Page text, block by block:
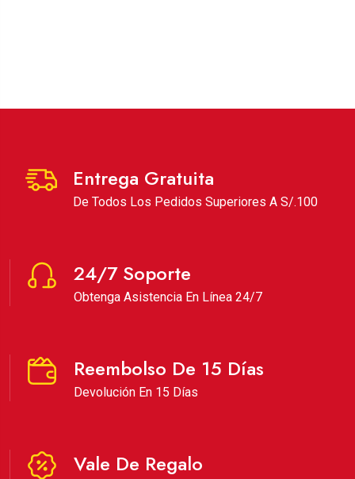
Entrega Gratuita
De Todos Los Pedidos Superiores A S/.100
24/7 Soporte
Obtenga Asistencia En Línea 24/7
Reembolso De 15 Días
Devolución En 15 Días
Vale De Regalo